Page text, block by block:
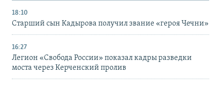
18:10
Старший сын Кадырова получил звание «героя Чечни»
16:27
Легион «Свобода России» показал кадры разведки
моста через Керченский пролив